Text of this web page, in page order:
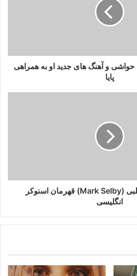
حواشی و آهنگ های جدید او به همراهی
پایا
بیوگرافی مارک سلبی (Mark Selby) قهرمان اسنوکر
انگلیسی